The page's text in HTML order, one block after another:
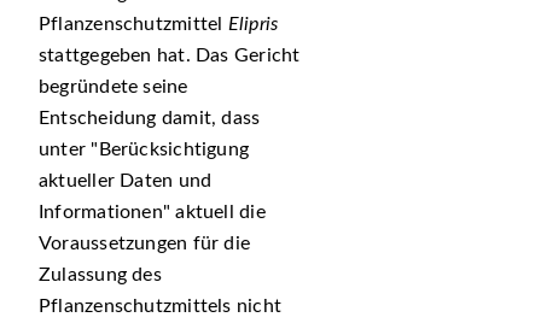
Pflanzenschutzmittel Elipris
stattgegeben hat. Das Gericht
begründete seine
Entscheidung damit, dass
unter
Berücksichtigung
aktueller Daten und
Informationen
aktuell die
Voraussetzungen für die
Zulassung des
Pflanzenschutzmittels nicht